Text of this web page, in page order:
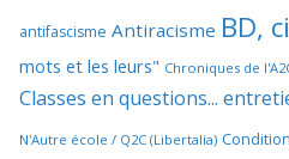
antifascisme Antiracisme BD,
mots et les leurs" Chroniques de
Classes en questions...
N'Autre école / Q2C (Libertalia)